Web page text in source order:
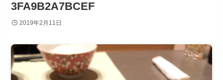
3FA9B2A7BCEF
2019年2月11日